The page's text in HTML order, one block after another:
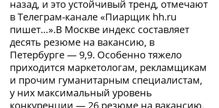
назад, и это устойчивый тренд, отмечают
в Телеграм-канале «Пиарщик hh.ru
пишет…».В Москве индекс составляет
десять резюме на вакансию, в
Петербурге — 9,9. Особенно тяжело
приходится маркетологам, рекламщикам
и прочим гуманитарным специалистам,
у них максимальный уровень
конкуренции — 26 резюме на вакансию.